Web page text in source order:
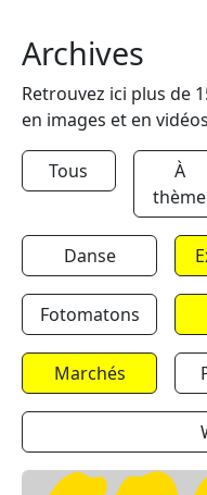
Archives
Retrouvez ici plus de
en images et en
Tous
À
thème
Danse
Fotomatons
Marchés